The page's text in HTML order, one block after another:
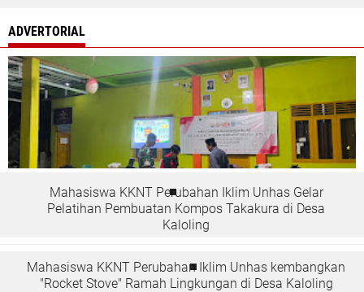
ADVERTORIAL
Mahasiswa KKNT Perubahan Iklim Unhas Gelar
Pelatihan Pembuatan Kompos Takakura di Desa
Kaloling
Mahasiswa KKNT Perubahan Iklim Unhas kembangkan
"Rocket Stove" Ramah Lingkungan di Desa Kaloling